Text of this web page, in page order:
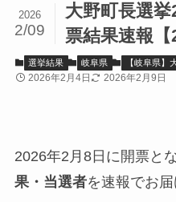
大野町長選
票結果速報【
2026
2/09
選挙結果 岐阜県 【岐阜県】
2026年2月4日 2026年2月9日
2026年2月8日に開票と
果・当選者を速報でお届